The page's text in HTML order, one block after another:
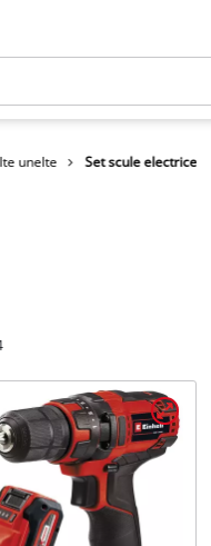
unelte Set scule electrice